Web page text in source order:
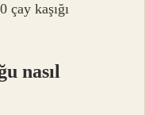
çay kaşığı
nasıl